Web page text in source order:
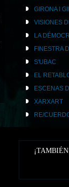
GIRONA I
VISIONES
LA
FINESTRA
S'UBAC
EL
ESCENAS
XARXART
RE/